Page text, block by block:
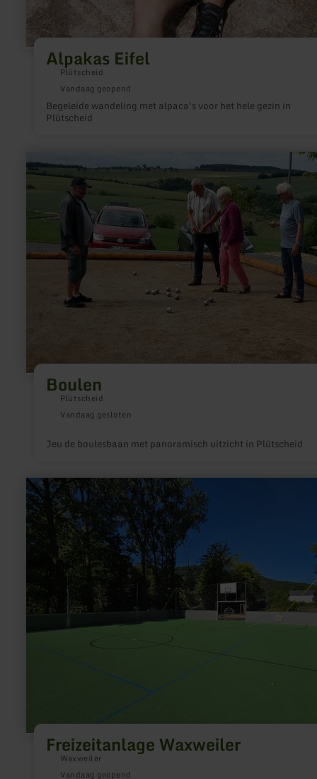
Alpakas Eifel
Plütscheid
Vandaag geopend
Begeleide wandeling met alpaca's voor het hele gezin in
Plütscheid
Boulen
Plütscheid
Vandaag gesloten
Jeu de boulesbaan met panoramisch uitzicht in Plütscheid
informatie
over:
Boulen
Freizeitanlage Waxweiler
Waxweiler
Vandaag geopend
meer
informatie
over:
Freizeitanlage
Waxweiler